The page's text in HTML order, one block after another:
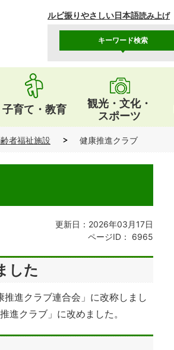
ルビ振りやさしい日本語読み上げ
キーワード検索
子育て・教育
観光・文化・
スポーツ
者福祉施設 健康推進クラブ
更新日：2026年03月17日
ページID：
6965
した
進クラブ連合会」に改称しまし
進クラブ」に改めました。